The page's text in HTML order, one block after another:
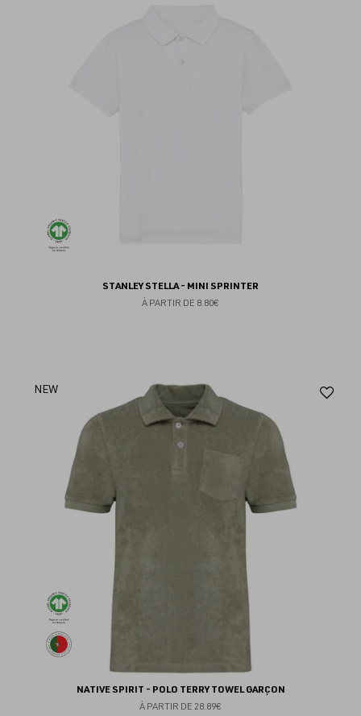
STANLEY STELLA - MINI SPRINTER
À PARTIR DE 8.80€
NEW
NATIVE SPIRIT - POLO TERRY TOWEL GARÇON
À PARTIR DE 28.89€